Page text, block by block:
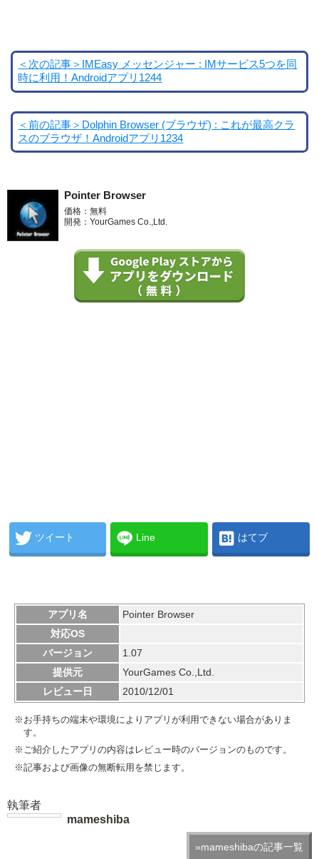
＜次の記事＞IMEasy メッセンジャー : IMサービス5つを同
時に利用！Androidアプリ1244
＜前の記事＞Dolphin Browser (ブラウザ) : これが最高クラ
スのブラウザ！Androidアプリ1234
Pointer Browser
価格：無料
開発：YourGames Co.,Ltd.
ツイート Line はてブ
アプリ名
Pointer Browser
対応OS
バージョン
1.07
提供元
YourGames Co.,Ltd.
レビュー日
2010/12/01
※お手持ちの端末や環境によりアプリが利用できない場合がありま
す。
※ご紹介したアプリの内容はレビュー時のバージョンのものです。
※記事および画像の無断転用を禁じます。
執筆者
mameshiba
»mameshibaの記事一覧